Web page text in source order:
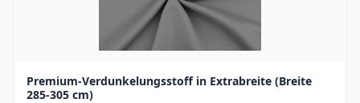
Premium-Verdunkelungsstoff in Extrabreite (Breite
285-305 cm)